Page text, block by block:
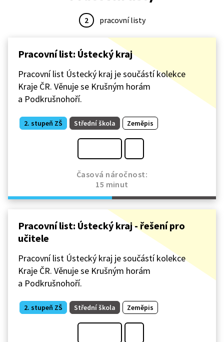
2 pracovní listy
Pracovní list: Ústecký kraj
Pracovní list Ústecký kraj je součástí kolekce
Kraje ČR. Věnuje se Krušným horám
a Podkrušnohoří.
2. stupeň ZŠ Střední škola Zeměpis
Časová náročnost:
15 minut
Pracovní list: Ústecký kraj - řešení pro
učitele
Pracovní list Ústecký kraj je součástí kolekce
Kraje ČR. Věnuje se Krušným horám
a Podkrušnohoří.
2. stupeň ZŠ Střední škola Zeměpis